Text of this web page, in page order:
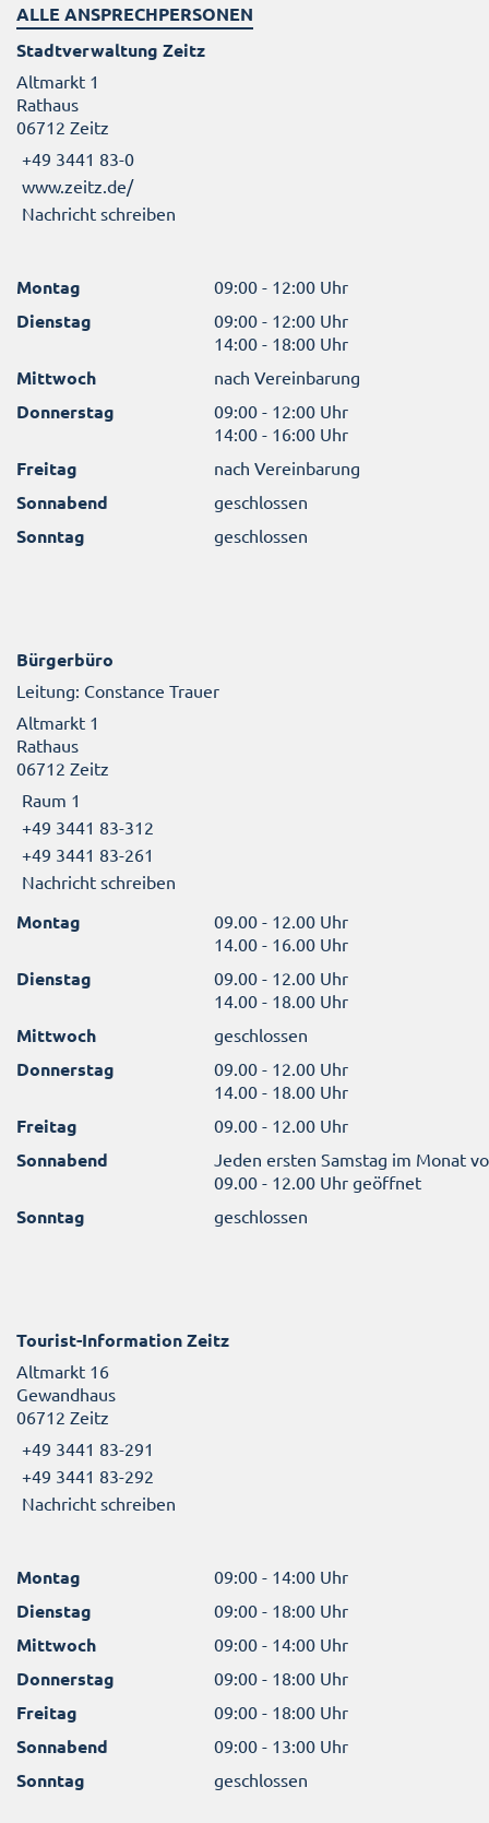
ALLE ANSPRECHPERSONEN
Stadtverwaltung Zeitz
Altmarkt 1
Rathaus
06712 Zeitz
+49 3441 83-0
www.zeitz.de/
Nachricht schreiben
Montag 09:00 - 12:00 Uhr
Dienstag
09:00 - 12:00 Uhr
14:00 - 18:00 Uhr
Mittwoch nach Vereinbarung
Donnerstag
09:00 - 12:00 Uhr
14:00 - 16:00 Uhr
Freitag nach Vereinbarung
Sonnabend geschlossen
Sonntag geschlossen
Bürgerbüro
Leitung: Constance Trauer
Altmarkt 1
Rathaus
06712 Zeitz
Raum 1
+49 3441 83-312
+49 3441 83-261
Nachricht schreiben
Montag
09.00 - 12.00 Uhr
14.00 - 16.00 Uhr
Dienstag
09.00 - 12.00 Uhr
14.00 - 18.00 Uhr
Mittwoch geschlossen
Donnerstag
09.00 - 12.00 Uhr
14.00 - 18.00 Uhr
Freitag 09.00 - 12.00 Uhr
Sonnabend
Jeden ersten Samstag im Monat
09.00 - 12.00 Uhr geöffnet
Sonntag geschlossen
Tourist-Information Zeitz
Altmarkt 16
Gewandhaus
06712 Zeitz
+49 3441 83-291
+49 3441 83-292
Nachricht schreiben
Montag 09:00 - 14:00 Uhr
Dienstag 09:00 - 18:00 Uhr
Mittwoch 09:00 - 14:00 Uhr
Donnerstag 09:00 - 18:00 Uhr
Freitag 09:00 - 18:00 Uhr
Sonnabend 09:00 - 13:00 Uhr
Sonntag geschlossen